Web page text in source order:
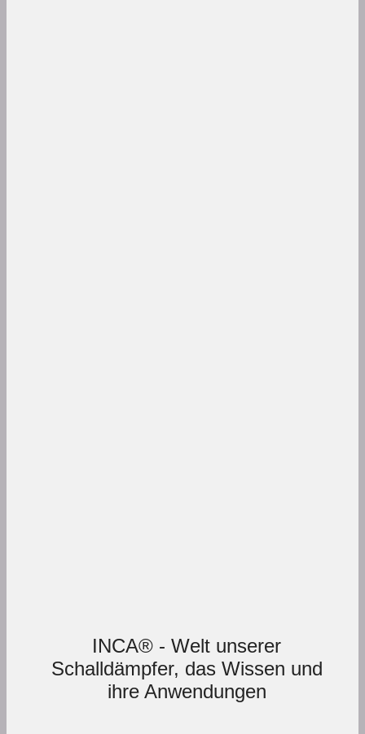
INCA® - Welt unserer
Schalldämpfer, das Wissen und
ihre Anwendungen